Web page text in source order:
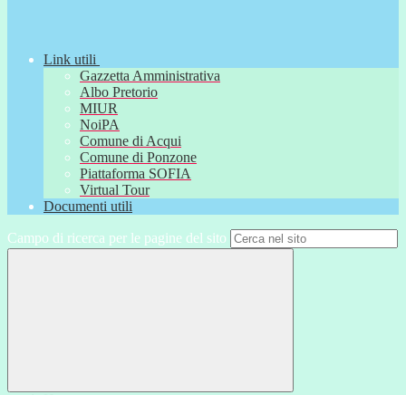
Link utili
Gazzetta Amministrativa
Albo Pretorio
MIUR
NoiPA
Comune di Acqui
Comune di Ponzone
Piattaforma SOFIA
Virtual Tour
Documenti utili
Campo di ricerca per le pagine del sito